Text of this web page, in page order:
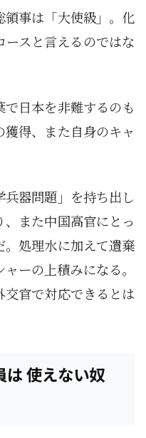
事は「大使級」。化
スと言えるのではな
日本を非難するのも
得、また自身のキャ
器問題」を持ち出し
また中国高官にとっ
処理水に加えて遺棄
ーの上積みになる。
官で対応できるとは
は 使えない奴